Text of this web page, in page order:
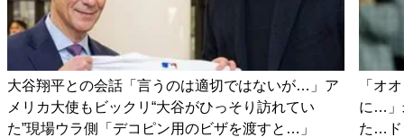
大谷翔平との会話「言うのは適切ではないが…」ア
メリカ大使もビックリ“大谷がひっそり訪れてい
た”現場ウラ側「デコピン用のビザを渡すと…」
「オ
に…」
た…ド